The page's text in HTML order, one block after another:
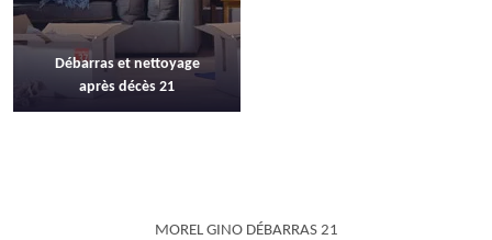
Débarras et nettoyage
après décès 21
MOREL GINO DÉBARRAS 21